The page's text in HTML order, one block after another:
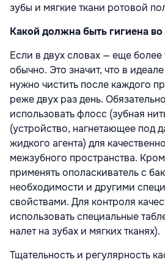
зубы и мягкие ткани ротовой
Какой должна быть гигиена
Если в двух словах — еще
обычно. Это значит, что в
нужно чистить после каждого
реже двух раз день.
использовать флосс (зубная
(устройство, нагнетающее под
жидкого агента) для
межзубного пространства.
применять ополаскиватель с
необходимости и другими
свойствами. Для контроля
использовать специальные
налет на зубах и мягких тканях).
Тщательность и регулярность